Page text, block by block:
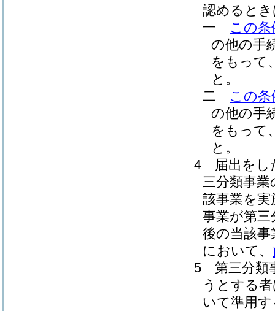
認めると
一
この条
の他の手
をもって
と。
二
この条
の他の手
をもって
と。
4
届出をし
三分類事
該事業を
事業が第
後の当該
において、
5
第三分類
うとする
いて準用